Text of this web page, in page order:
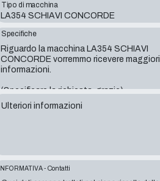
Tipo di macchina
Specifiche
Ulteriori informazioni
INFORMATIVA - Contatti